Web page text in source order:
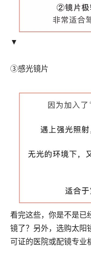
▼
③感光镜片
看完这些，你是不是已
镜了？另外，选购太阳
可证的医院或配镜专业